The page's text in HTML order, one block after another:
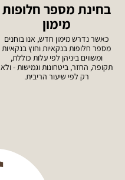
בחינת מספר חלופות
מימון
כאשר נדרש מימון חדש, אנו בוחנים
מספר חלופות בנקאיות וחוץ בנקאיות
ומשווים ביניהן לפי עלות כוללת,
תקופה, החזר, ביטחונות וגמישות - ולא
רק לפי שיעור הריבית.